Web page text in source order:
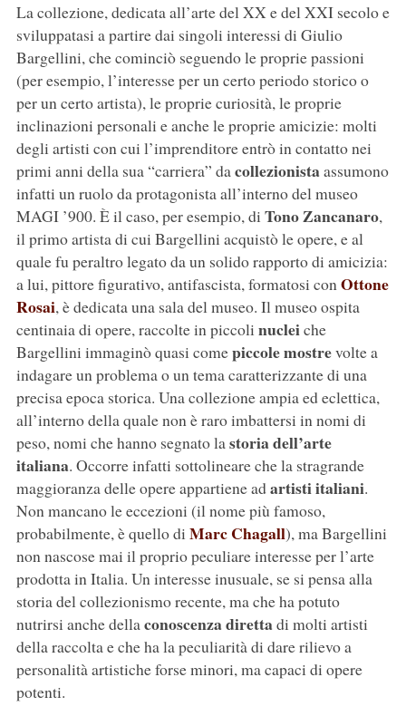
La collezione, dedicata all’arte del XX e del XXI secolo e
sviluppatasi a partire dai singoli interessi di Giulio
Bargellini, che cominciò seguendo le proprie passioni
(per esempio, l’interesse per un certo periodo storico o
per un certo artista), le proprie curiosità, le proprie
inclinazioni personali e anche le proprie amicizie: molti
degli artisti con cui l’imprenditore entrò in contatto nei
primi anni della sua “carriera” dacollezionistaassumono
infatti un ruolo da protagonista all’interno del museo
MAGI ’900. È il caso, per esempio, di Tono Zancanaro,
il primo artista di cui Bargellini acquistò le opere, e al
quale fu peraltro legato da un solido rapporto di amicizia:
a lui, pittore figurativo, antifascista, formatosi conOttone
Rosai, è dedicata una sala del museo. Il museo ospita
centinaia di opere, raccolte in piccoli nucleiche
Bargellini immaginò quasi comepiccole mostrevolte a
indagare un problema o un tema caratterizzante di una
precisa epoca storica. Una collezione ampia ed eclettica,
all’interno della quale non è raro imbattersi in nomi di
peso, nomi che hanno segnato lastoria dell’arte
italiana. Occorre infatti sottolineare che la stragrande
maggioranza delle opere appartiene adartisti italiani.
Non mancano le eccezioni (il nome più famoso,
probabilmente, è quello di Marc Chagall), ma Bargellini
non nascose mai il proprio peculiare interesse per l’arte
prodotta in Italia. Un interesse inusuale, se si pensa alla
storia del collezionismo recente, ma che ha potuto
nutrirsi anche dellaconoscenza direttadi molti artisti
della raccolta e che ha la peculiarità di dare rilievo a
personalità artistiche forse minori, ma capaci di opere
potenti.